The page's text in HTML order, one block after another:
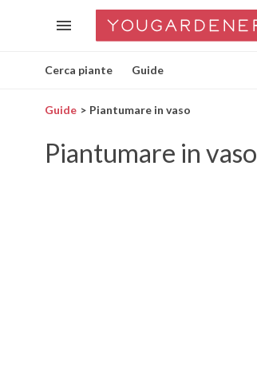
Cerca piante Guide
Guide Piantumare in vaso
Piantumare in vaso